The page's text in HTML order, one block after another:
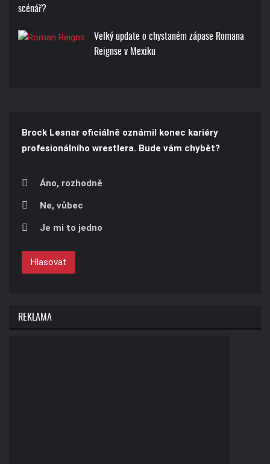
scénář?
Velký update o chystaném zápase Romana
Reignse v Mexiku
Brock Lesnar oficiálně oznámil konec kariéry
profesionálního wrestlera. Bude vám chybět?
Áno, rozhodně
Ne, vůbec
Je mi to jedno
Hlasovat
REKLAMA